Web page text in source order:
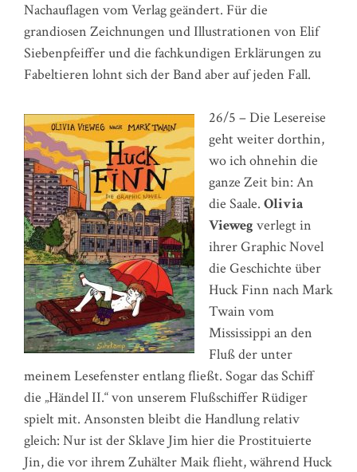
Nachauflagen vom Verlag geändert. Für die
grandiosen Zeichnungen und Illustrationen von Elif
Siebenpfeiffer und die fachkundigen Erklärungen zu
Fabeltieren lohnt sich der Band aber auf jeden Fall.
26/5 – Die Lesereise
geht weiter dorthin,
wo ich ohnehin die
ganze Zeit bin: An
die Saale. Olivia
Vieweg verlegt in
ihrer Graphic Novel
die Geschichte über
Huck Finn nach Mark
Twain vom
Mississippi an den
Fluß der unter
meinem Lesefenster entlang fließt. Sogar das Schiff
die „Händel II.“ von unserem Flußschiffer Rüdiger
spielt mit. Ansonsten bleibt die Handlung relativ
gleich: Nur ist der Sklave Jim hier die Prostituierte
Jin, die vor ihrem Zuhälter Maik flieht, während Huck